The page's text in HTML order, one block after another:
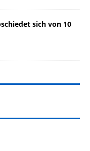
sich von 10